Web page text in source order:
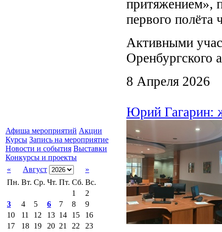
Афиша мероприятий Акции
Курсы Запись на мероприятие
Новости и события Выставки
Конкурсы и проекты
«
Август
»
Пн. Вт. Ср. Чт. Пт. Сб. Вс.
1
2
3
4 5 6 7 8
9
10
11 12 13 14 15
16
17
18 19 20 21 22
23
притяжением»,
первого полёта
Активными
Оренбургского
8 Апреля 2026
Юрий Гагарин: